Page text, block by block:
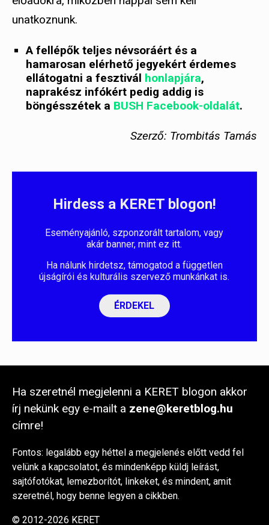
unatkoznunk.
A fellépők teljes névsoráért és a
hamarosan elérhető jegyekért érdemes
ellátogatni a fesztivál honlapjára,
naprakész infókért pedig addig is
böngésszétek a BUSH Facebook-oldalát.
Szerző: Trombitás Tamás
Hirdess a KERET blogon!
Eseményajánló, szponzorált tartalom, vagy
akár banner, mint ez itt.
Ha nálunk hirdetsz, támogatod a független
újságírói és kulturális szervező munkánkat is.
ÉRDEKEL
Ha szeretnél megjelenni a KERET blogon akkor
írj nekünk egy e-mailt a zene@keretblog.hu
címre!
Fontos: legalább egy héttel a megjelenés előtt vedd fel
velünk a kapcsolatot, és mindenképp küldj leírást,
sajtófotókat, lemezborítót, linkeket, és mindent, amit
szeretnél, hogy benne legyen a cikkben.
© 2012-2026 KERET